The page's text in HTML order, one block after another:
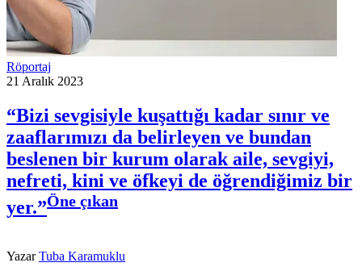
Röportaj
21 Aralık 2023
“Bizi sevgisiyle kuşattığı kadar sınır ve
zaaflarımızı da belirleyen ve bundan
beslenen bir kurum olarak aile, sevgiyi,
nefreti, kini ve öfkeyi de öğrendiğimiz bir
yer.”Öne çıkan
YazarTuba Karamuklu